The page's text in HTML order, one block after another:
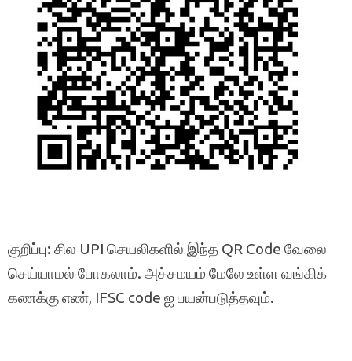
குறிப்பு: சில UPI செயலிகளில் இந்த QR Code வேலை
செய்யாமல் போகலாம். அச்சமயம் மேலே உள்ள வங்கிக்
கணக்கு எண், IFSC code ஐ பயன்படுத்தவும்.